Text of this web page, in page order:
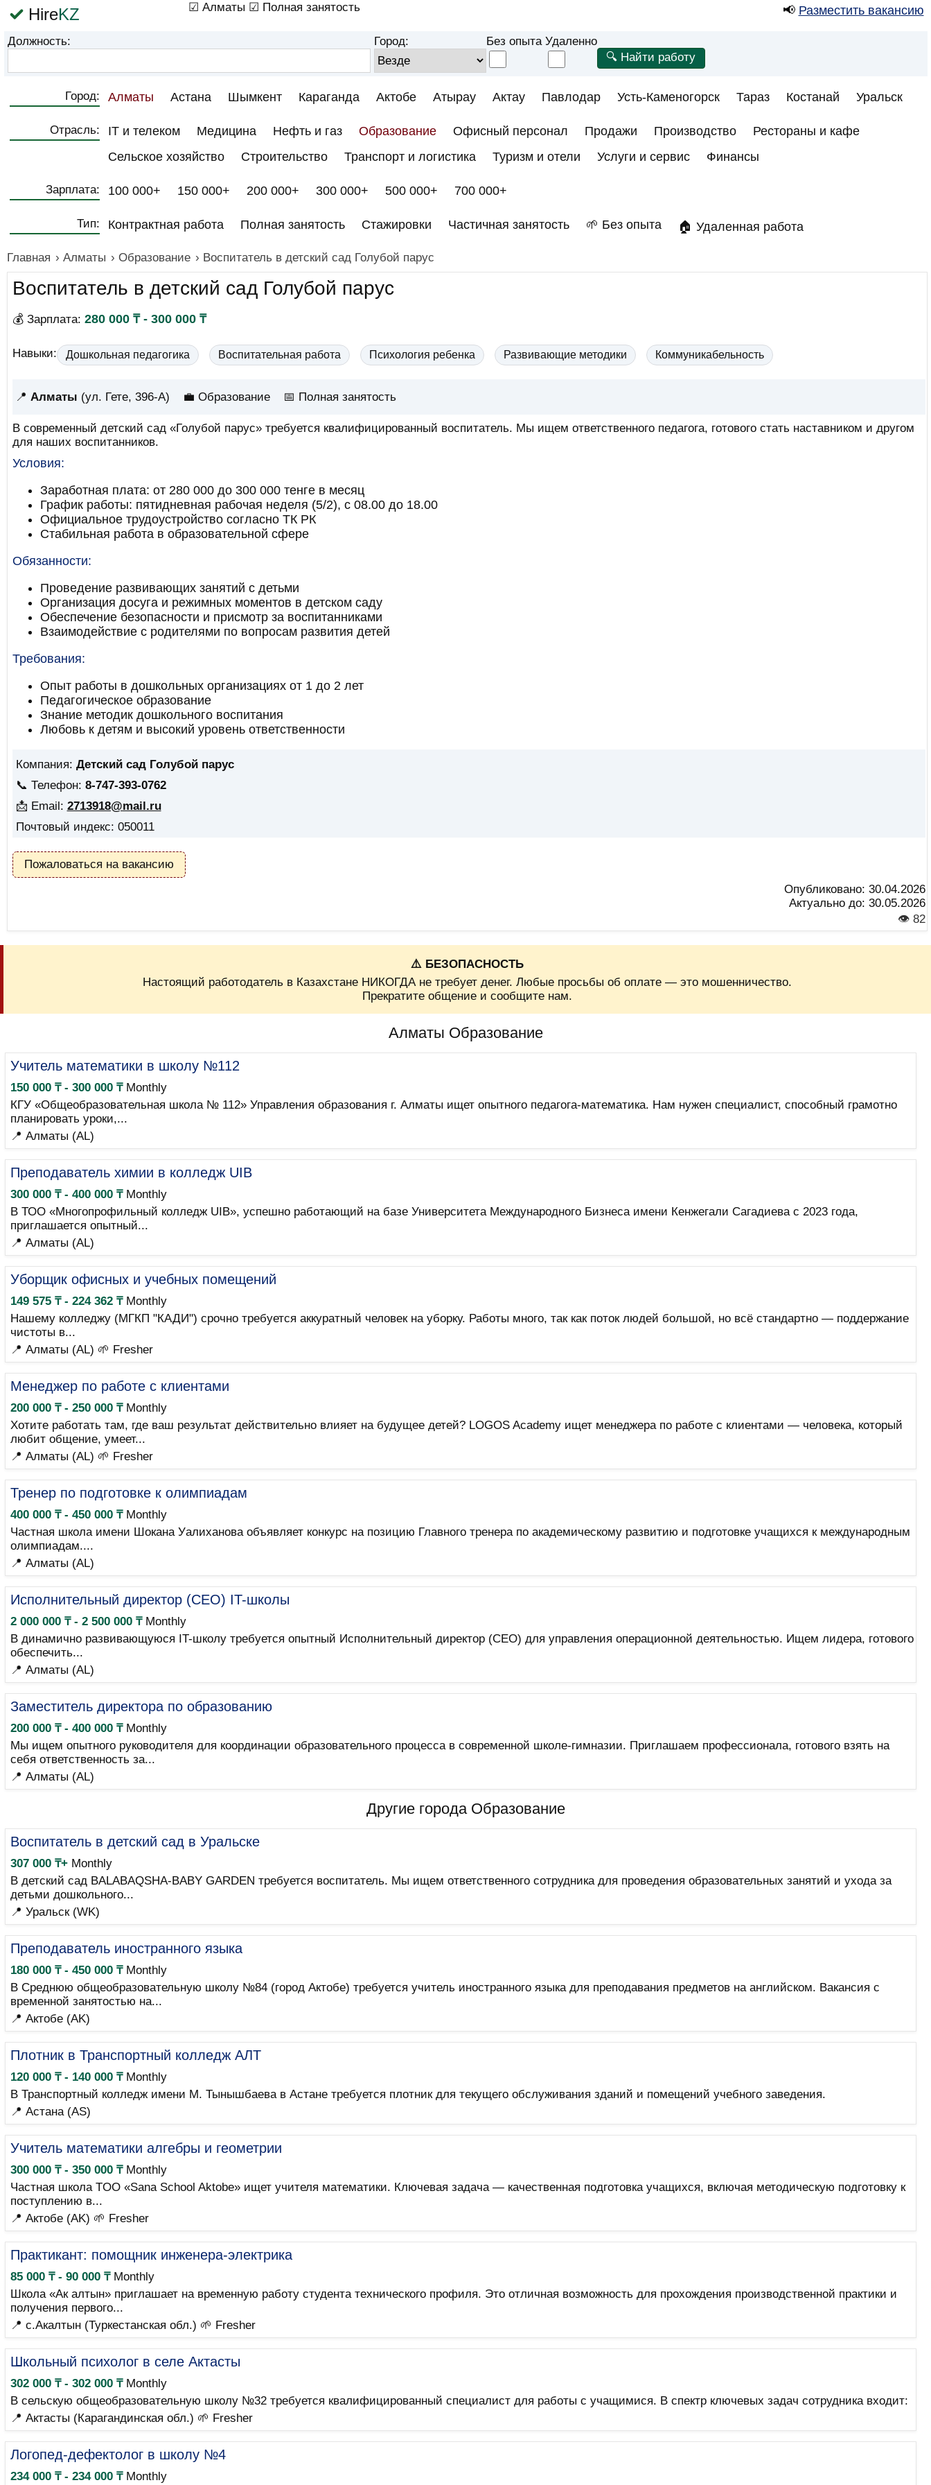
HireKZ ☑ Алматы ☑ Полная занятость 📢 Разместить вакансию
Должность: Город: Без опыта Удаленно
Город: Алматы Астана Шымкент Караганда Актобе Атырау Актау Павлодар Усть-Каменогорск Тараз Костанай Уральск
Отрасль: IT и телеком Медицина Нефть и газ Образование Офисный персонал Продажи Производство
Рестораны и кафе
Сельское хозяйство
Строительство Транспорт и логистика Туризм и отели Услуги и сервис Финансы
Зарплата: 100 000+ 150 000+ 200 000+ 300 000+ 500 000+ 700 000+
Тип: Контрактная работа Полная занятость Стажировки Частичная занятость 🌱 Без опыта 🏠 Удаленная работа
Главная › Алматы › Образование › Воспитатель в детский сад Голубой парус
Воспитатель в детский сад Голубой парус
💰 Зарплата: 280 000 ₸ - 300 000 ₸
Навыки: Дошкольная педагогика Воспитательная работа Психология ребенка Развивающие методики Коммуникабельность
📍 Алматы (ул. Гете, 396-А) 💼 Образование 📅 Полная занятость
В современный детский сад «Голубой парус» требуется квалифицированный воспитатель. Мы ищем ответственного педагога, готового стать наставником и другом
для наших воспитанников.
Условия:
Заработная плата: от 280 000 до 300 000 тенге в месяц
График работы: пятидневная рабочая неделя (5/2), с 08.00 до 18.00
Официальное трудоустройство согласно ТК РК
Стабильная работа в образовательной сфере
Обязанности:
Проведение развивающих занятий с детьми
Организация досуга и режимных моментов в детском саду
Обеспечение безопасности и присмотр за воспитанниками
Взаимодействие с родителями по вопросам развития детей
Требования:
Опыт работы в дошкольных организациях от 1 до 2 лет
Педагогическое образование
Знание методик дошкольного воспитания
Любовь к детям и высокий уровень ответственности
Компания: Детский сад Голубой парус
📞 Телефон: 8-747-393-0762
📩 Email: 2713918@mail.ru
Почтовый индекс: 050011
Пожаловаться на вакансию
Опубликовано: 30.04.2026
Актуально до: 30.05.2026
👁 82
⚠️ БЕЗОПАСНОСТЬ
Настоящий работодатель в Казахстане НИКОГДА не требует денег. Любые просьбы об оплате — это мошенничество.
Прекратите общение и сообщите нам.
Алматы Образование
Учитель математики в школу №112
150 000 ₸ - 300 000 ₸Monthly
КГУ «Общеобразовательная школа № 112» Управления образования г. Алматы ищет опытного педагога-математика. Нам нужен специалист, способный грамотно
планировать уроки,...
📍 Алматы (AL)
Преподаватель химии в колледж UIB
300 000 ₸ - 400 000 ₸Monthly
В ТОО «Многопрофильный колледж UIB», успешно работающий на базе Университета Международного Бизнеса имени Кенжегали Сагадиева с 2023 года,
приглашается опытный...
📍 Алматы (AL)
Уборщик офисных и учебных помещений
149 575 ₸ - 224 362 ₸Monthly
Нашему колледжу (МГКП "КАДИ") срочно требуется аккуратный человек на уборку. Работы много, так как поток людей большой, но всё стандартно — поддержание
чистоты в...
📍 Алматы (AL) 🌱 Fresher
Менеджер по работе с клиентами
200 000 ₸ - 250 000 ₸Monthly
Хотите работать там, где ваш результат действительно влияет на будущее детей? LOGOS Academy ищет менеджера по работе с клиентами — человека, который
любит общение, умеет...
📍 Алматы (AL) 🌱 Fresher
Тренер по подготовке к олимпиадам
400 000 ₸ - 450 000 ₸Monthly
Частная школа имени Шокана Уалиханова объявляет конкурс на позицию Главного тренера по академическому развитию и подготовке учащихся к международным
олимпиадам....
📍 Алматы (AL)
Исполнительный директор (CEO) IT-школы
2 000 000 ₸ - 2 500 000 ₸Monthly
В динамично развивающуюся IT-школу требуется опытный Исполнительный директор (CEO) для управления операционной деятельностью. Ищем лидера, готового
обеспечить...
📍 Алматы (AL)
Заместитель директора по образованию
200 000 ₸ - 400 000 ₸Monthly
Мы ищем опытного руководителя для координации образовательного процесса в современной школе-гимназии. Приглашаем профессионала, готового взять на
себя ответственность за...
📍 Алматы (AL)
Другие города Образование
Воспитатель в детский сад в Уральске
307 000 ₸+ Monthly
В детский сад BALABAQSHA-BABY GARDEN требуется воспитатель. Мы ищем ответственного сотрудника для проведения образовательных занятий и ухода за
детьми дошкольного...
📍 Уральск (WK)
Преподаватель иностранного языка
180 000 ₸ - 450 000 ₸Monthly
В Среднюю общеобразовательную школу №84 (город Актобе) требуется учитель иностранного языка для преподавания предметов на английском. Вакансия с
временной занятостью на...
📍 Актобе (AK)
Плотник в Транспортный колледж АЛТ
120 000 ₸ - 140 000 ₸Monthly
В Транспортный колледж имени М. Тынышбаева в Астане требуется плотник для текущего обслуживания зданий и помещений учебного заведения.
📍 Астана (AS)
Учитель математики алгебры и геометрии
300 000 ₸ - 350 000 ₸Monthly
Частная школа TOO «Sana School Aktobe» ищет учителя математики. Ключевая задача — качественная подготовка учащихся, включая методическую подготовку к
поступлению в...
📍 Актобе (AK) 🌱 Fresher
Практикант: помощник инженера-электрика
85 000 ₸ - 90 000 ₸Monthly
Школа «Ак алтын» приглашает на временную работу студента технического профиля. Это отличная возможность для прохождения производственной практики и
получения первого...
📍 с.Акалтын (Туркестанская обл.) 🌱 Fresher
Школьный психолог в селе Актасты
302 000 ₸ - 302 000 ₸Monthly
В сельскую общеобразовательную школу №32 требуется квалифицированный специалист для работы с учащимися. В спектр ключевых задач сотрудника входит:
📍 Актасты (Карагандинская обл.) 🌱 Fresher
Логопед-дефектолог в школу №4
234 000 ₸ - 234 000 ₸Monthly